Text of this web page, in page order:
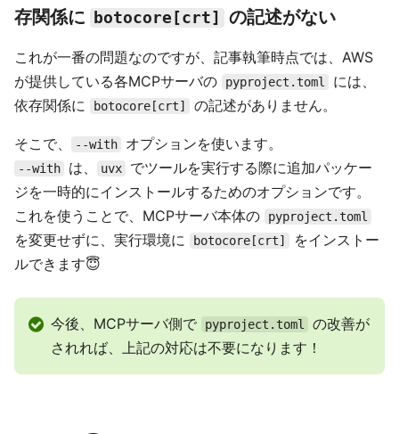
存関係に
botocore[crt] の記述がない
これが一番の問題なのですが、記事執筆時点では、AWS
が提供している各MCPサーバの
pyproject.toml
には、
依存関係に
botocore[crt] の記述がありません。
そこで、 --with オプションを使います。
--with は、 uvx
でツールを実行する際に追加パッケー
ジを一時的にインストールするためのオプションです。
これを使うことで、MCPサーバ本体の
pyproject.toml
を変更せずに、実行環境に botocore[crt]
をインストー
ルできます😇
今後、MCPサーバ側で pyproject.toml
の改善が
されれば、上記の対応は不要になります！